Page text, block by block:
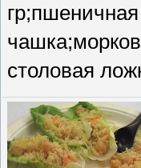
столовая